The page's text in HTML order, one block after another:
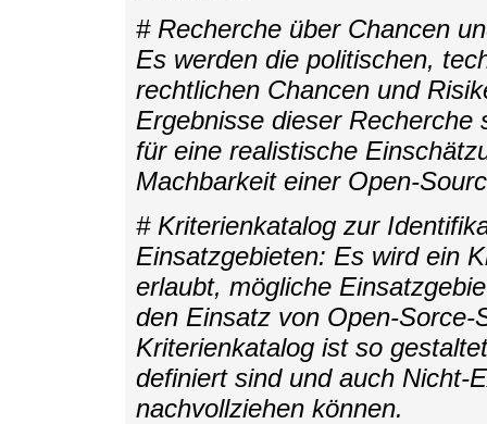
# Recherche über Chancen
Es werden die politischen,
rechtlichen Chancen und
Ergebnisse dieser Recherche
für eine realistische
Machbarkeit einer Open-
# Kriterienkatalog zur
Einsatzgebieten: Es wird ein
erlaubt, mögliche
den Einsatz von Open-
Kriterienkatalog ist so
definiert sind und auch Nicht-
nachvollziehen können.